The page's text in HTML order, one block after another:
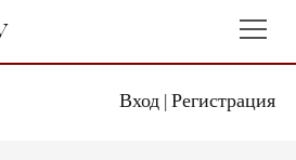
Вход| Регистрация